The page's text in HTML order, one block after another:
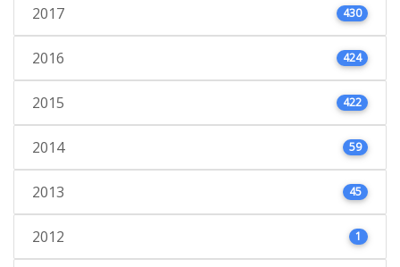
2017 430
2016 424
2015 422
2014 59
2013 45
2012 1